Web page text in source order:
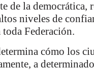
de la democrática,
niveles de
Federación.
cómo los
a